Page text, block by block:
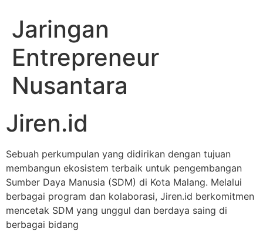
Jaringan
Entrepreneur
Nusantara
Jiren.id
Sebuah perkumpulan yang didirikan dengan tujuan
membangun ekosistem terbaik untuk pengembangan
Sumber Daya Manusia (SDM) di Kota Malang. Melalui
berbagai program dan kolaborasi, Jiren.id berkomitmen
mencetak SDM yang unggul dan berdaya saing di
berbagai bidang